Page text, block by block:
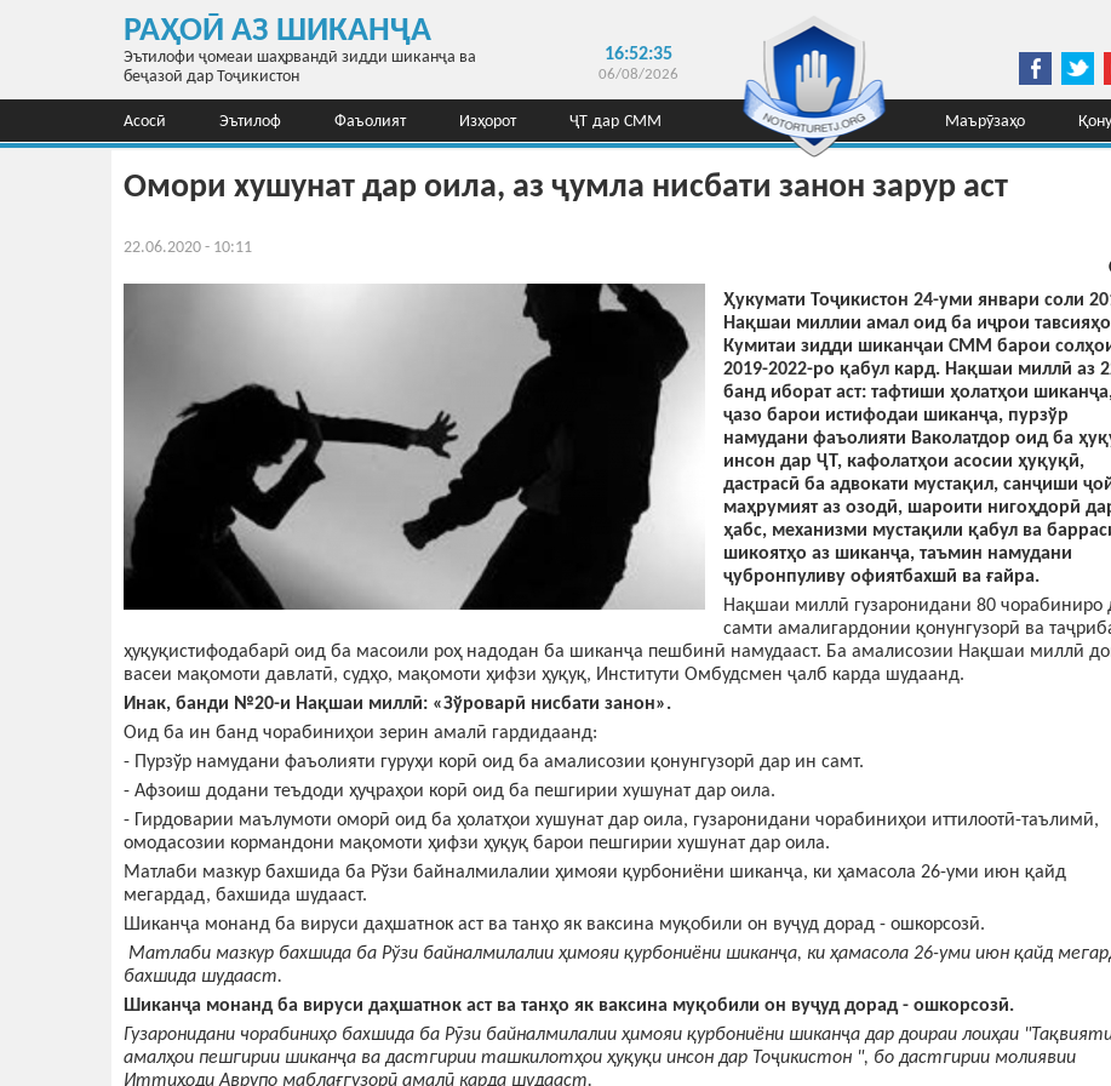
Перейти к основному содержанию
РАҲОӢ АЗ ШИКАНҶА
Эътилофи ҷомеаи шаҳрвандӣ зидди шиканҷа ва
беҷазоӣ дар Тоҷикистон
16:52:35
06/08/2026
Асосӣ Эътилоф Фаъолият Изҳорот ҶТ дар СММ Маърӯзаҳо
Омори хушунат дар оила, аз ҷумла нисбати занон зарур аст
22.06.2020 - 10:11
Ҳукумати Тоҷикистон 24-уми январи соли
Нақшаи миллии амал оид ба иҷрои
Кумитаи зидди шиканҷаи СММ барои
2019-2022-ро қабул кард. Нақшаи миллӣ аз
банд иборат аст: тафтиши ҳолатҳои
ҷазо барои истифодаи шиканҷа, пурзўр
намудани фаъолияти Ваколатдор оид ба
инсон дар ҶТ, кафолатҳои асосии ҳуқуқӣ,
дастрасӣ ба адвокати мустақил, санҷиши
маҳрумият аз озодӣ, шароити нигоҳдорӣ
ҳабс, механизми мустақили қабул ва
шикоятҳо аз шиканҷа, таъмин намудани
ҷубронпуливу офиятбахшӣ ва ғайра.
Нақшаи миллӣ гузаронидани 80 чорабиниро
самти амалигардонии қонунгузорӣ ва
ҳуқуқистифодабарӣ оид ба масоили роҳ надодан ба шиканҷа пешбинӣ намудааст. Ба амалисозии Нақшаи миллӣ
васеи мақомоти давлатӣ, судҳо, мақомоти ҳифзи ҳуқуқ, Институти Омбудсмен ҷалб карда шудаанд.
Инак, банди №20-и Нақшаи миллӣ: «Зўроварӣ нисбати занон».
Оид ба ин банд чорабиниҳои зерин амалӣ гардидаанд:
- Пурзўр намудани фаъолияти гуруҳи корӣ оид ба амалисозии қонунгузорӣ дар ин самт.
- Афзоиш додани теъдоди ҳуҷраҳои корӣ оид ба пешгирии хушунат дар оила.
- Гирдоварии маълумоти оморӣ оид ба ҳолатҳои хушунат дар оила, гузаронидани чорабиниҳои иттилоотӣ-таълимӣ,
омодасозии кормандони мақомоти ҳифзи ҳуқуқ барои пешгирии хушунат дар оила.
Матлаби мазкур бахшида ба Рўзи байналмилалии ҳимояи қурбониёни шиканҷа, ки ҳамасола 26-уми июн қайд
мегардад, бахшида шудааст.
Шиканҷа монанд ба вируси даҳшатнок аст ва танҳо як ваксина муқобили он вуҷуд дорад - ошкорсозӣ.
Матлаби мазкур бахшида ба Рўзи байналмилалии ҳимояи қурбониёни шиканҷа, ки ҳамасола 26-уми июн қайд
бахшида шудааст.
Шиканҷа монанд ба вируси даҳшатнок аст ва танҳо як ваксина муқобили он вуҷуд дорад - ошкорсозӣ.
Гузаронидани чорабиниҳо бахшида ба Рӯзи байналмилалии ҳимояи қурбониёни шиканҷа дар доираи лоиҳаи
амалҳои пешгирии шиканҷа ва дастгирии ташкилотҳои ҳуқуқи инсон дар Тоҷикистон ", бо дастгирии молиявии
Иттиҳоди Аврупо маблағгузорӣ амалӣ карда шудааст.